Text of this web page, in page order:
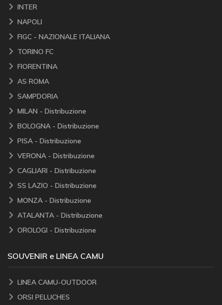
INTER
NAPOLI
FIGC - NAZIONALE ITALIANA
TORINO FC
FIORENTINA
AS ROMA
SAMPDORIA
MILAN - Distribuzione
BOLOGNA - Distribuzione
PISA - Distribuzione
VERONA - Distribuzione
CAGLIARI - Distribuzione
SS LAZIO - Distribuzione
MONZA - Distribuzione
ATALANTA - Distribuzione
OROLOGI - Distribuzione
SOUVENIR e LINEA CAMU
LINEA CAMU-OUTDOOR
ORSI PELUCHES